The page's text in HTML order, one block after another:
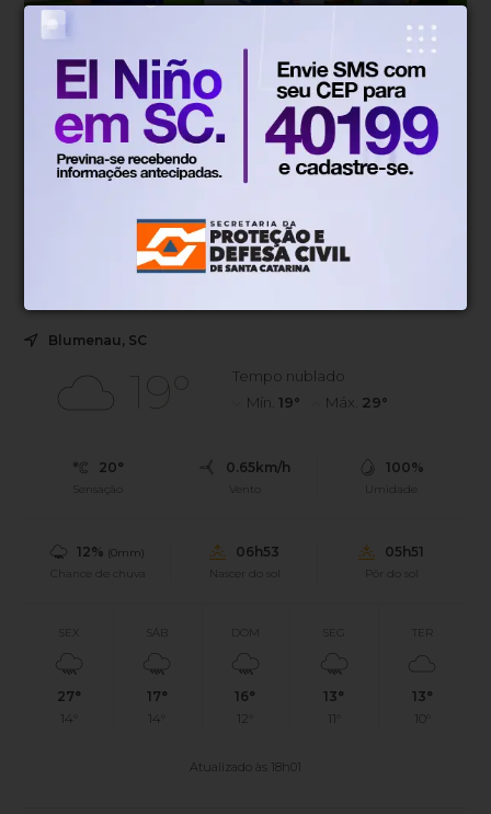
Amigos da Água Há 5 horas
Programa do Samae retoma
atividades e leva educação
ambiental a mais de 180 alunos em
Ações envolvem 187 estudantes do 4º ano, com visitas
técnicas, atividades de educação ambiental e
aprendizado sobre tratamento de água, resíduos e
Blumenau, SC
19°
Tempo nublado
Mín. 19° Máx. 29°
20°
Sensação
0.65km/h
Vento
100%
Umidade
12% (0mm)
Chance de chuva
06h53
Nascer do sol
05h51
Pôr do sol
SEX
27°
14°
SÁB
17°
14°
DOM
16°
12°
SEG
13°
11°
TER
13°
10°
Atualizado às 18h01